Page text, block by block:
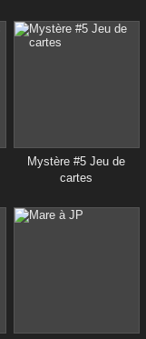
Mystère #5 Jeu de
cartes